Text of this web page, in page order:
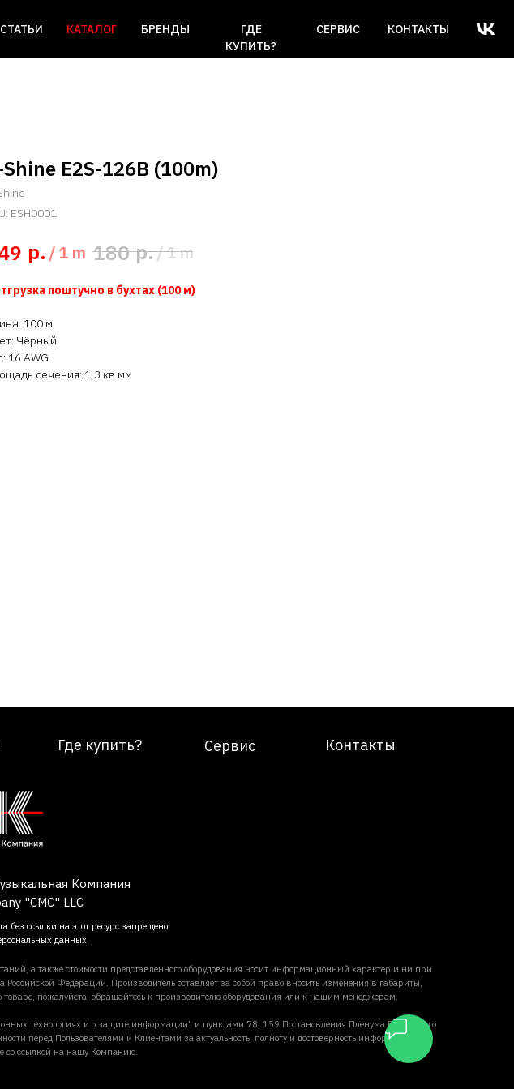
СТАТЬИ КАТАЛОГ БРЕНДЫ СЕРВИС КОНТАКТЫ
ГДЕ
КУПИТЬ?
Shine E2S-126B (100m)
ESH0001
р. /1 m 180 р./1 m
поштучно в бухтах (100 м)
100 м
Чёрный
16 AWG
сечения: 1,3 кв.мм
Контакты
Сервис
Где купить?
Компания
"CMC" LLC
ссылки на этот ресурс запрещено.
данных
а также стоимости представленного оборудования носит информационный характер и ни при
Федерации. Производитель оставляет за собой право вносить изменения в габариты,
пожалуйста, обращайтесь к производителю оборудования или к нашим менеджерам.
технологиях и о защите информации" и пунктами 78, 159 Постановления Пленума Верховного
перед Пользователями и Клиентами за актуальность, полноту и достоверность информации,
со ссылкой на нашу Компанию.